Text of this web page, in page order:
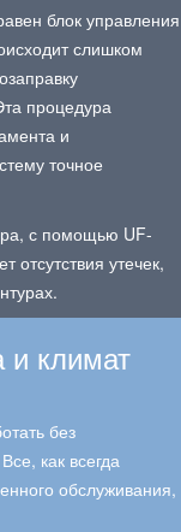
блок управления
слишком
процедура
и
точное
с помощью UF-
утечек,
и климат
без
как всегда
обслуживания,